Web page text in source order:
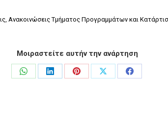
, Ανακοινώσεις Τμήματος Προγραμμάτων και
Μοιραστείτε αυτήν την ανάρτηση
Share
Share
Share
Share
Share